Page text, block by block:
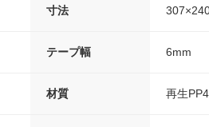
寸法
テープ幅 6mm
材質 再生